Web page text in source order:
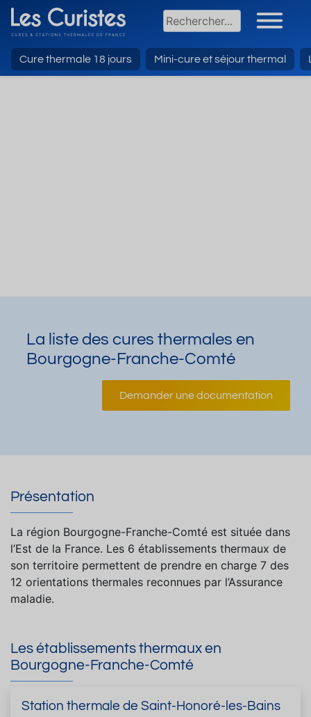
Cure thermale 18 jours Mini-cure et séjour thermal
La liste des cures thermales en
Bourgogne-Franche-Comté
Demander une documentation
Présentation
La région Bourgogne-Franche-Comté est située dans
l’Est de la France. Les 6 établissements thermaux de
son territoire permettent de prendre en charge 7 des
12 orientations thermales reconnues par l’Assurance
maladie.
Les établissements thermaux en
Bourgogne-Franche-Comté
Station thermale de Saint-Honoré-les-Bains